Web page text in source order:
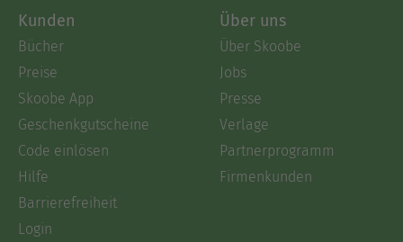
Kunden
Bücher
Preise
Skoobe App
Geschenkgutscheine
Code einlösen
Hilfe
Barrierefreiheit
Login
Über uns
Über Skoobe
Jobs
Presse
Verlage
Partnerprogramm
Firmenkunden